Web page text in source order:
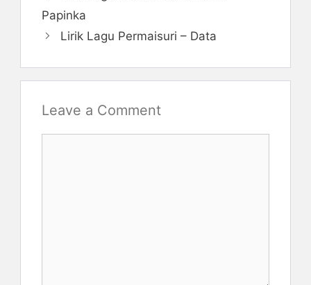
Papinka
Lirik Lagu Permaisuri – Data
Leave a Comment